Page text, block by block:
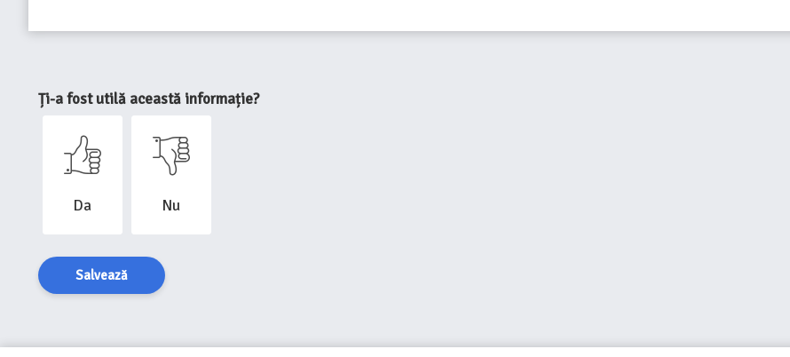
Ți-a fost utilă această informație?
Da Nu
Salvează